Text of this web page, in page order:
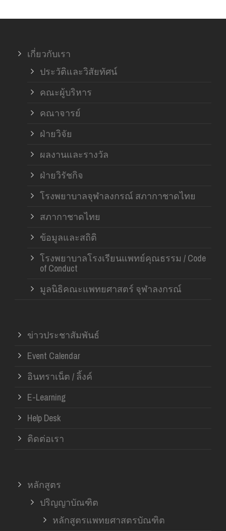
เกี่ยวกับเรา
ประวัติและวิสัยทัศน์
คณะผู้บริหาร
คณาจารย์
ฝ่ายวิจัย
ผลงานและรางวัล
ฝ่ายวิรัชกิจ
โรงพยาบาลจุฬาลงกรณ์ สภากาชาดไทย
สภากาชาดไทย
ข้อมูลและสถิติ
โรงพยาบาลโรงเรียนแพทย์คุณธรรม / Code
of Conduct
มูลนิธิคณะแพทยศาสตร์ จุฬาลงกรณ์
ข่าวประชาสัมพันธ์
Event Calendar
อินทราเน็ต / ลิ้งค์
E-Learning
Help Desk
ติดต่อเรา
หลักสูตร
ปริญญาบัณฑิต
หลักสูตรแพทยศาสตรบัณฑิต